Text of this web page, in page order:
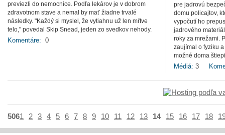
previezli do nemocnice. Podľa lekárov je v dobrom
zdravotnom stave a nemal by mať žiadne trvalé
následky. "Každý si myslel, že vytiahnu už len mŕtve
telo," povedal Skip Snead, jeden zo svedkov nehody.
Komentáre: 0
pre jadrovú
domu policajtov,
vypočutí ho
jadrového
roky za mrežami.
zaujímal o fyziku
možné doma
Médiá: 3
5061 2 3 4 5 6 7 8 9 10 11 12 13 14 15 16 17 18